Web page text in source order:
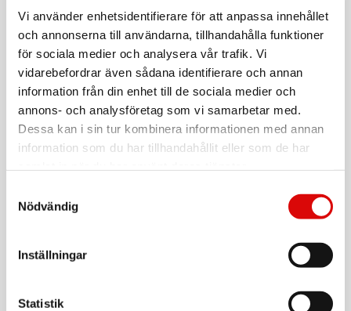
Vi använder enhetsidentifierare för att anpassa innehållet
och annonserna till användarna, tillhandahålla funktioner
för sociala medier och analysera vår trafik. Vi
vidarebefordrar även sådana identifierare och annan
information från din enhet till de sociala medier och
annons- och analysföretag som vi samarbetar med.
Dessa kan i sin tur kombinera informationen med annan
information som du har tillhandahållit eller som de har
Nödvändig
Inställningar
Statistik
Fotmassageapparat och Fotvärmare 2-i1 FM 28
Art nr:
A15871
10556
Rek: 599,00 kr
BEURER
Filterset till Luftrenare LR 200/210
Art nr:
Rek: 249,00 kr